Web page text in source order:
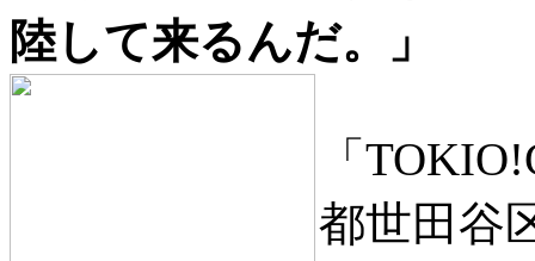
陸して来るんだ。」
「
都世田谷